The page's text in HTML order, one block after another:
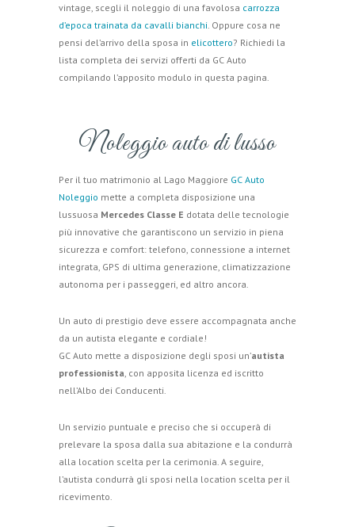
vintage, scegli il noleggio di una favolosa carrozza
d’epoca trainata da cavalli bianchi . Oppure cosa ne
pensi del’arrivo della sposa in elicottero? Richiedi la
lista completa dei servizi offerti da GC Auto
compilando l’apposito modulo in questa pagina.
Noleggio auto di lusso
Per il tuo matrimonio al Lago Maggiore GC Auto
Noleggio mette a completa disposizione una
lussuosa Mercedes Classe E dotata delle tecnologie
più innovative che garantiscono un servizio in piena
sicurezza e comfort: telefono, connessione a internet
integrata, GPS di ultima generazione, climatizzazione
autonoma per i passeggeri, ed altro ancora.
Un auto di prestigio deve essere accompagnata anche
da un autista elegante e cordiale!
GC Auto mette a disposizione degli sposi un’autista
professionista , con apposita licenza ed iscritto
nell’Albo dei Conducenti.
Un servizio puntuale e preciso che si occuperà di
prelevare la sposa dalla sua abitazione e la condurrà
alla location scelta per la cerimonia. A seguire,
l’autista condurrà gli sposi nella location scelta per il
ricevimento.